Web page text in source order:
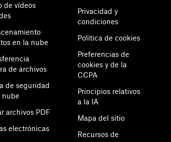
de vídeos
en la nube
de archivos
de seguridad
nube
archivos PDF
electrónicas
Privacidad y
condiciones
Política de cookies
Preferencias de
cookies y de la
CCPA
Principios relativos
a la IA
Mapa del sitio
Recursos de